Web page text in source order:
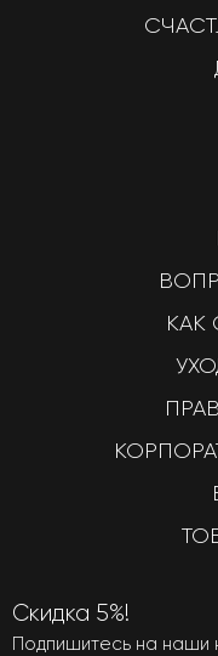
КАК
Скидка 5%!
Подпишитесь на наши